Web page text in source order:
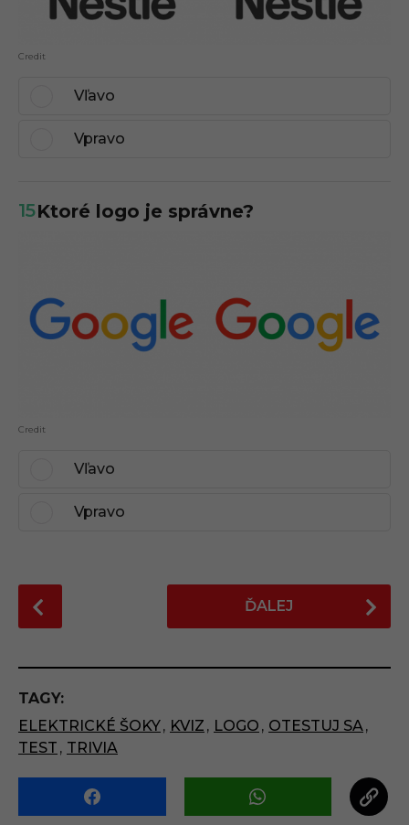
Credit
Vľavo
Vpravo
15Ktoré logo je správne?
Credit
Vľavo
Vpravo
o
t
P
a
g
i
n
a
ĎALEJ
TAGY:
ELEKTRICKÉ ŠOKY, KVIZ , LOGO , OTESTUJ SA ,
TEST , TRIVIA